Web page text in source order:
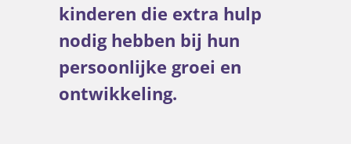
kinderen die extra hulp
nodig hebben bij hun
persoonlijke groei en
ontwikkeling.